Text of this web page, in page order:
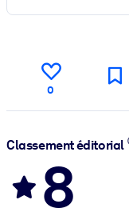
0
Classement éditorial
8